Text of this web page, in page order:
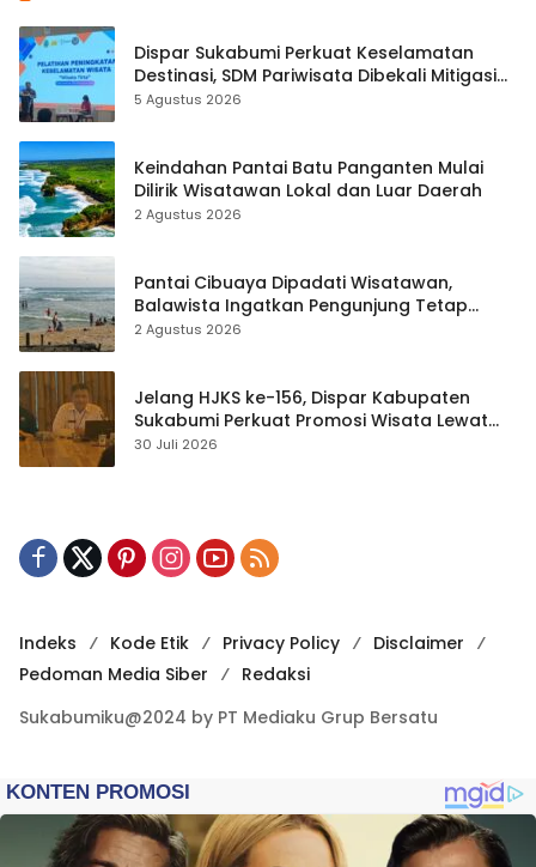
Dispar Sukabumi Perkuat Keselamatan
Destinasi, SDM Pariwisata Dibekali Mitigasi
hingga Teknik Evakuasi
5 Agustus 2026
Keindahan Pantai Batu Panganten Mulai
Dilirik Wisatawan Lokal dan Luar Daerah
2 Agustus 2026
Pantai Cibuaya Dipadati Wisatawan,
Balawista Ingatkan Pengunjung Tetap
Waspada
2 Agustus 2026
Jelang HJKS ke-156, Dispar Kabupaten
Sukabumi Perkuat Promosi Wisata Lewat
Publikasi Digital
30 Juli 2026
Indeks Kode Etik Privacy Policy
Disclaimer
Pedoman Media Siber
Redaksi
Sukabumiku@2024 by PT Mediaku Grup Bersatu